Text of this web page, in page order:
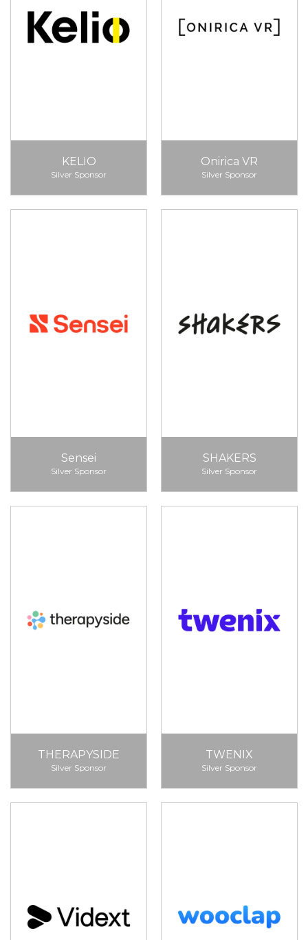
KELIO
Silver Sponsor
Onirica VR
Silver Sponsor
Sensei
Silver Sponsor
SHAKERS
Silver Sponsor
THERAPYSIDE
Silver Sponsor
TWENIX
Silver Sponsor